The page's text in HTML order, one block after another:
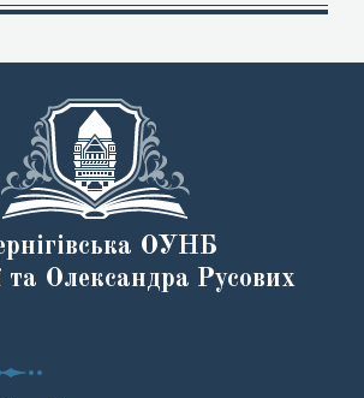
ОУНБ
та Олександра Русових